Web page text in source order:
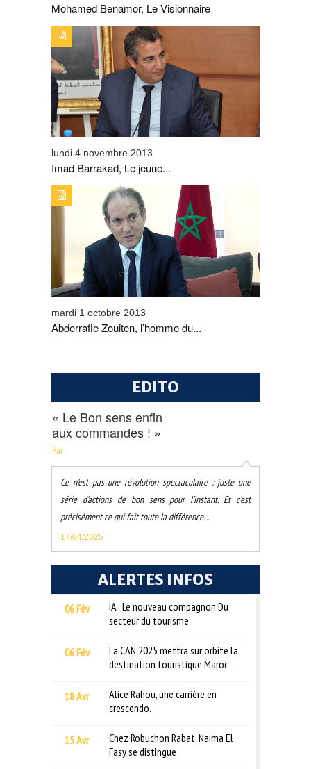
Mohamed Benamor, Le Visionnaire
TYPE DE PUBLICATION : PORTRAITTITRE : IMAD
BARRAKAD, LE JEUNE LOUP DU TOURISME
lundi 4 novembre 2013
Imad Barrakad, Le jeune...
TYPE DE PUBLICATION : PORTRAITTITRE : ABDERRAFIE
ZOUITEN, L’HOMME DU CHANGEMENT
mardi 1 octobre 2013
Abderrafie Zouiten, l’homme du...
EDITO
« Le Bon sens enfin
aux commandes ! »
Par
Ce n’est pas une révolution spectaculaire : juste une
série d’actions de bon sens pour l’instant. Et c’est
précisément ce qui fait toute la différence. ...
17/04/2025
ALERTES INFOS
06 Fév
IA : Le nouveau compagnon Du
secteur du tourisme
06 Fév
La CAN 2025 mettra sur orbite la
destination touristique Maroc
18 Avr
Alice Rahou, une carrière en
crescendo.
15 Avr
Chez Robuchon Rabat, Naima El
Fasy se distingue